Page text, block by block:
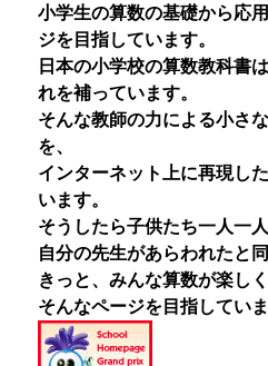
小学生の算数の基礎から応
ジを目指しています。
日本の小学校の算数教科書
れを補っています。
そんな教師の力による小さ
を、
インターネット上に再現し
います。
そうしたら子供たち一人一
自分の先生があらわれたと同
きっと、みんな算数が楽し
そんなページを目指していま